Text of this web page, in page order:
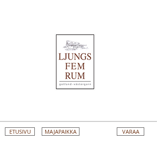
ETUSIVU MAJAPAIKKA VARAA